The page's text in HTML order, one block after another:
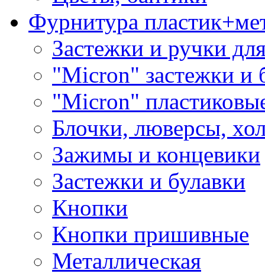
Фурнитура
Застежки и ручки
"Micron" застежки и
"Micron"
Блочки, люверсы,
Зажимы и концевики
Застежки и булавки
Кнопки
Кнопки пришивные
Металлическая